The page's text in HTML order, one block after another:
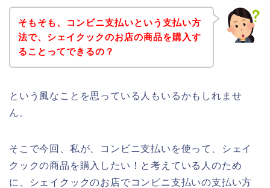
そもそも、コンビニ支払いという支払い方
法で、シェイクックのお店の商品を購入す
ることってできるの？
という風なことを思っている人もいるかもしれませ
ん。
そこで今回、私が、コンビニ支払いを使って、シェイ
クックの商品を購入したい！と考えている人のため
に、シェイクックのお店でコンビニ支払いの支払い方